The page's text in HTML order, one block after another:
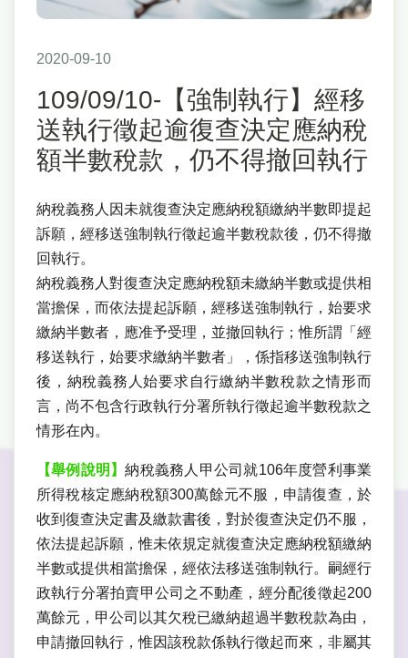
2020-09-10
109/09/10-【強制執行】經移
送執行徵起逾復查決定應納稅
額半數稅款，仍不得撤回執行
納稅義務人因未就復查決定應納稅額繳納半數即提起
訴願，經移送強制執行徵起逾半數稅款後，仍不得撤
回執行。
納稅義務人對復查決定應納稅額未繳納半數或提供相
當擔保，而依法提起訴願，經移送強制執行，始要求
繳納半數者，應准予受理，並撤回執行；惟所謂「經
移送執行，始要求繳納半數者」，係指移送強制執行
後，納稅義務人始要求自行繳納半數稅款之情形而
言，尚不包含行政執行分署所執行徵起逾半數稅款之
情形在內。
【舉例說明】納稅義務人甲公司就106年度營利事業
所得稅核定應納稅額300萬餘元不服，申請復查，於
收到復查決定書及繳款書後，對於復查決定仍不服，
依法提起訴願，惟未依規定就復查決定應納稅額繳納
半數或提供相當擔保，經依法移送強制執行。嗣經行
政執行分署拍賣甲公司之不動產，經分配後徵起200
萬餘元，甲公司以其欠稅已繳納超過半數稅款為由，
申請撤回執行，惟因該稅款係執行徵起而來，非屬其